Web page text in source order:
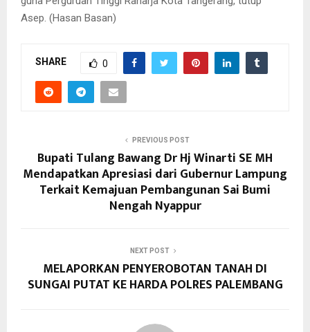
Asep. (Hasan Basan)
SHARE 0
PREVIOUS POST
Bupati Tulang Bawang Dr Hj Winarti SE MH
Mendapatkan Apresiasi dari Gubernur Lampung
Terkait Kemajuan Pembangunan Sai Bumi
Nengah Nyappur
NEXT POST
MELAPORKAN PENYEROBOTAN TANAH DI
SUNGAI PUTAT KE HARDA POLRES PALEMBANG